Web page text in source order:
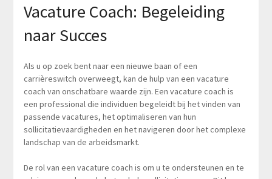
Vacature Coach: Begeleiding
naar Succes
Als u op zoek bent naar een nieuwe baan of een
carrièreswitch overweegt, kan de hulp van een vacature
coach van onschatbare waarde zijn. Een vacature coach is
een professional die individuen begeleidt bij het vinden van
passende vacatures, het optimaliseren van hun
sollicitatievaardigheden en het navigeren door het complexe
landschap van de arbeidsmarkt.
De rol van een vacature coach is om u te ondersteunen en te